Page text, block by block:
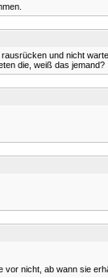
und nicht
die, weiß das jemand?
nicht, ab wann sie